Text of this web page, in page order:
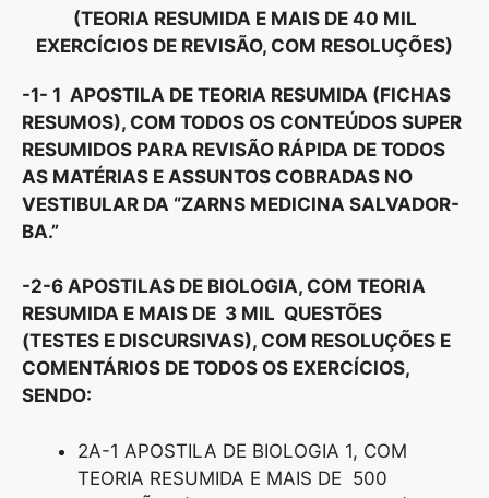
(TEORIA RESUMIDA E MAIS DE 40 MIL
EXERCÍCIOS DE REVISÃO, COM RESOLUÇÕES)
-1- 1 APOSTILA DE TEORIA RESUMIDA (FICHAS
RESUMOS), COM TODOS OS CONTEÚDOS SUPER
RESUMIDOS PARA REVISÃO RÁPIDA DE TODOS
AS MATÉRIAS E ASSUNTOS COBRADAS NO
VESTIBULAR DA “ZARNS MEDICINA SALVADOR-
BA.”
-2-6 APOSTILAS DE BIOLOGIA, COM TEORIA
RESUMIDA E MAIS DE 3 MIL QUESTÕES
(TESTES E DISCURSIVAS), COM RESOLUÇÕES E
COMENTÁRIOS DE TODOS OS EXERCÍCIOS,
SENDO:
2A-1 APOSTILA DE BIOLOGIA 1, COM
TEORIA RESUMIDA E MAIS DE 500